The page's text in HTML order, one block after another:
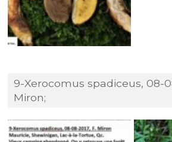
9-Xerocomus spadiceus, 08-
Miron;